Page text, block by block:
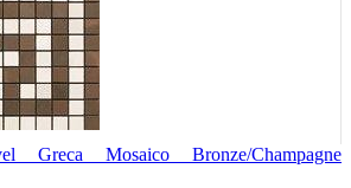
Greca Mosaico Bronze/Champagne